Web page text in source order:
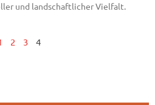
und landschaftlicher Vielfalt.
2 3 4